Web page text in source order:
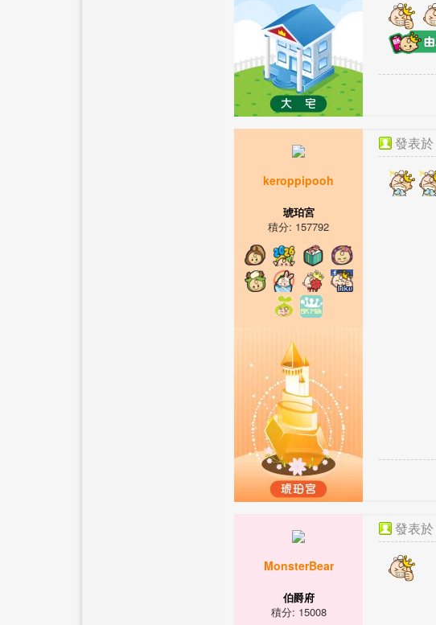
keroppipooh
琥珀宮
積分: 157792
發表於
MonsterBear
伯爵府
積分: 15008
發表於